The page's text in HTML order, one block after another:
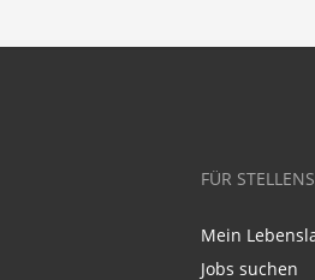
FÜR
Mein
Jobs suchen